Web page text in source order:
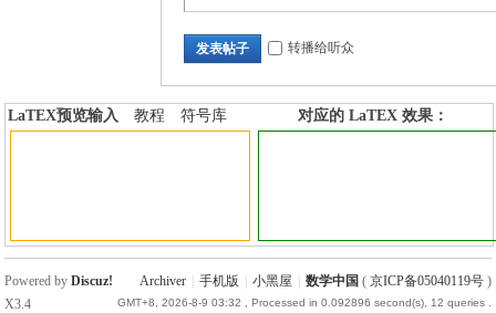
发表帖子 转播给听众
LaTEX预览输入 教程
符号库
对应的 LaTEX 效果：
Archiver 手机版 小黑屋 数学中国 ( 京ICP备05040119号)
GMT+8, 2026-8-9 03:32 , Processed in 0.092896 second(s), 12 queries .
Powered byDiscuz!
X3.4